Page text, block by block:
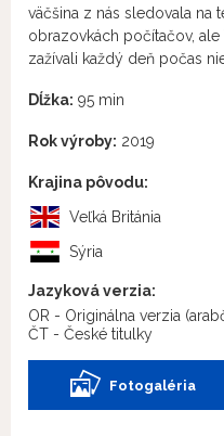
väčšina z nás sledovala na
obrazovkách počítačov, ale
zažívali každý deň počas
Dĺžka: 95 min
Rok výroby: 2019
Krajina pôvodu:
Veľká Británia
Sýria
Jazyková verzia:
OR - Originálna verzia
ČT - České titulky
Fotogaléria